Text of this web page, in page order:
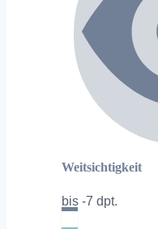
Weitsichtigkeit
bis -7 dpt.